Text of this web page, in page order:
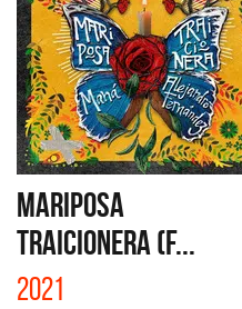
MARIPOSA
TRAICIONERA (F...
2021